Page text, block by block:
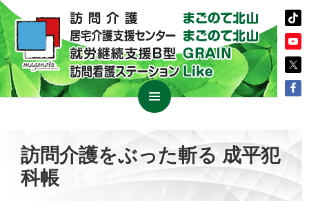
メニュ
ー
訪問介護をぶった斬る 成平犯
科帳